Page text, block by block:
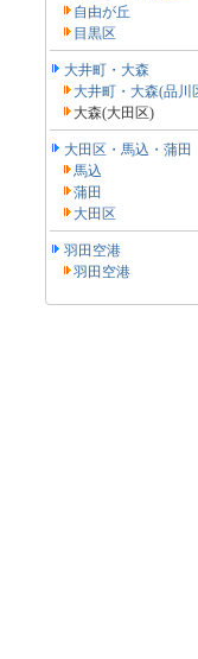
自由が丘
目黒区
大井町・大森
大井町・大森(品川
大森(大田区)
大田区・馬込・蒲田
馬込
蒲田
大田区
羽田空港
羽田空港